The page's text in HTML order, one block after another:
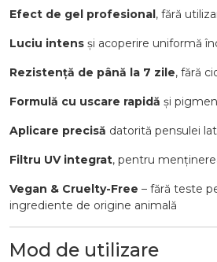
Efect de gel profesional, fără
Luciu intens și acoperire uniformă
Rezistență de până la 7 zile, fără
Formulă cu uscare rapidă și
Aplicare precisă datorită pensulei
Filtru UV integrat, pentru
Vegan & Cruelty-Free – fără teste
ingrediente de origine animală
Mod de utilizare